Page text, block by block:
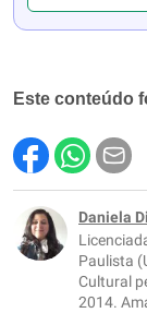
Este conteúdo
Este
Este
Outro
Daniela
Paulista
Cultural
2014.